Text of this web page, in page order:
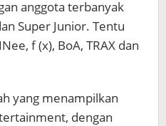
anggota terbanyak
Super Junior. Tentu
f (x), BoA, TRAX dan
yang menampilkan
dengan